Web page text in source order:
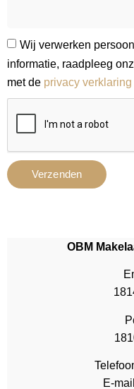
Wij verwerken
informatie, raadpleeg
met de privacy verklaring
Verzenden
OBM
E-